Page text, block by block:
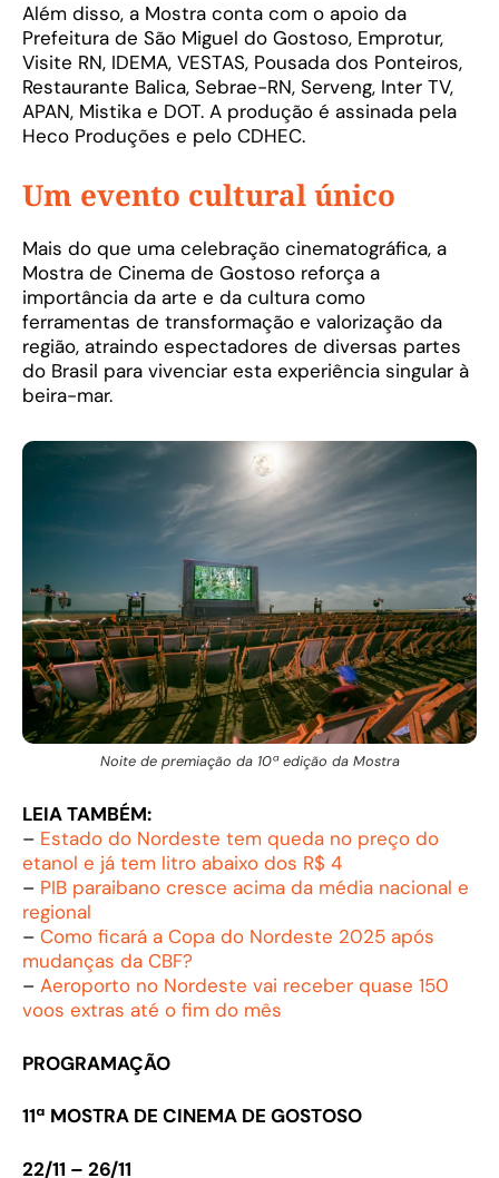
Além disso, a Mostra conta com o apoio da
Prefeitura de São Miguel do Gostoso, Emprotur,
Visite RN, IDEMA, VESTAS, Pousada dos Ponteiros,
Restaurante Balica, Sebrae-RN, Serveng, Inter TV,
APAN, Mistika e DOT. A produção é assinada pela
Heco Produções e pelo CDHEC.
Um evento cultural único
Mais do que uma celebração cinematográfica, a
Mostra de Cinema de Gostoso reforça a
importância da arte e da cultura como
ferramentas de transformação e valorização da
região, atraindo espectadores de diversas partes
do Brasil para vivenciar esta experiência singular à
beira-mar.
Noite de premiação da 10ª edição da Mostra
LEIA TAMBÉM:
– Estado do Nordeste tem queda no preço do
etanol e já tem litro abaixo dos R$ 4
– PIB paraibano cresce acima da média nacional e
regional
– Como ficará a Copa do Nordeste 2025 após
mudanças da CBF?
– Aeroporto no Nordeste vai receber quase 150
voos extras até o fim do mês
PROGRAMAÇÃO
11ª MOSTRA DE CINEMA DE GOSTOSO
22/11 – 26/11